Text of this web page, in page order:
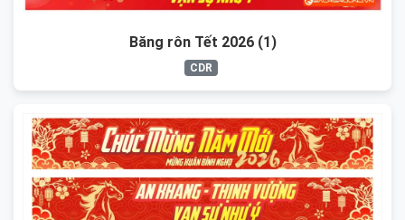
Băng rôn Tết 2026 (1)
CDR